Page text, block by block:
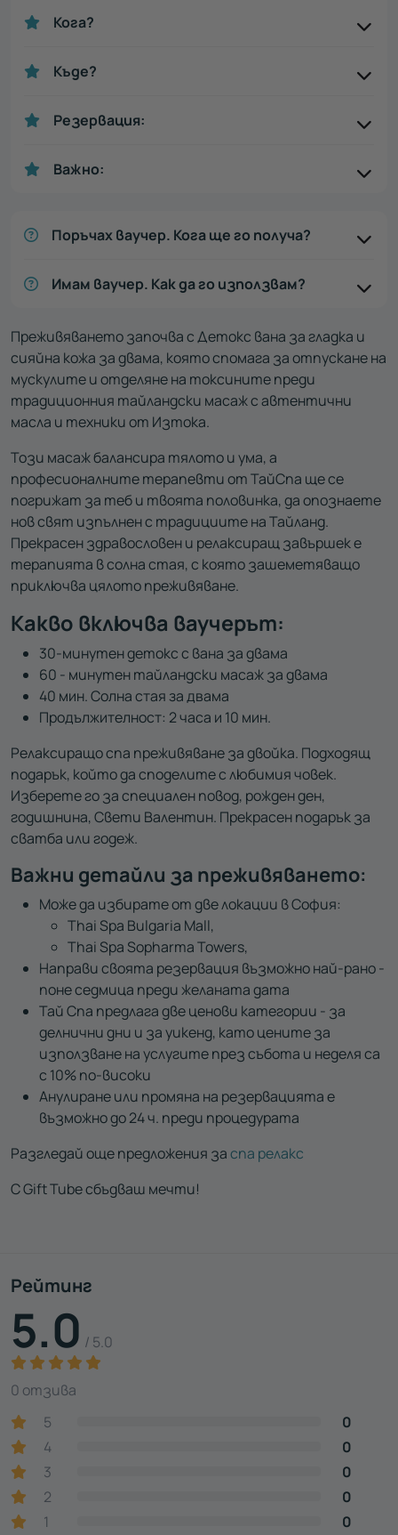
Кога?
Къде?
Резервация:
Важно:
Поръчах ваучер. Кога ще го получа?
Имам ваучер. Как да го използвам?
Преживяването започва с Детокс вана за гладка и
сияйна кожа за двама, която спомага за отпускане на
мускулите и отделяне на токсините преди
традиционния тайландски масаж с автентични
масла и техники от Изтока.
Този масаж балансира тялото и ума, а
професионалните терапевти от ТайСпа ще се
погрижат за теб и твоята половинка, да опознаете
нов свят изпълнен с традициите на Тайланд.
Прекрасен здравословен и релаксиращ завършек е
терапията в солна стая, с която зашеметяващо
приключва цялото преживяване.
Какво включва ваучерът:
30-минутен детокс с вана за двама
60 - минутен тайландски масаж за двама
40 мин. Солна стая за двама
Продължителност: 2 часа и 10 мин.
Релаксиращо спа преживяване за двойка. Подходящ
подарък, който да споделите с любимия човек.
Изберете го за специален повод, рожден ден,
годишнина, Свети Валентин. Прекрасен подарък за
сватба или годеж.
Важни детайли за преживяването:
Може да избирате от две локации в София:
Thai Spa Bulgaria Mall,
Thai Spa Sopharma Towers,
Направи своята резервация възможно най-рано -
поне седмица преди желаната дата
Тай Спа предлага две ценови категории - за
делнични дни и за уикенд, като цените за
използване на услугите през събота и неделя са
с 10% по-високи
Анулиране или промяна на резервацията е
възможно до 24 ч. преди процедурата
Разгледай още предложения заспа релакс
С Gift Tube сбъдваш мечти!
Рейтинг
5.0 / 5.0
0 отзива
5
0
4
0
3
0
2
0
1
0